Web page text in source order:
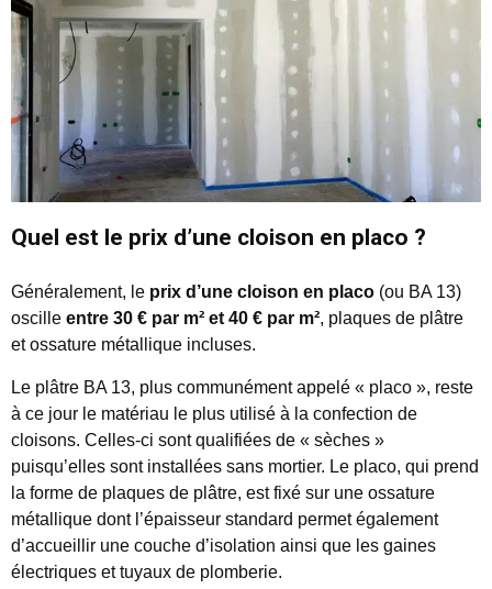
Quel est le prix d’une cloison en placo ?
Généralement, le prix d’une cloison en placo (ou BA 13)
oscille entre 30 € par m² et 40 € par m², plaques de plâtre
et ossature métallique incluses.
Le plâtre BA 13, plus communément appelé « placo », reste
à ce jour le matériau le plus utilisé à la confection de
cloisons. Celles-ci sont qualifiées de « sèches »
puisqu’elles sont installées sans mortier. Le placo, qui prend
la forme de plaques de plâtre, est fixé sur une ossature
métallique dont l’épaisseur standard permet également
d’accueillir une couche d’isolation ainsi que les gaines
électriques et tuyaux de plomberie.